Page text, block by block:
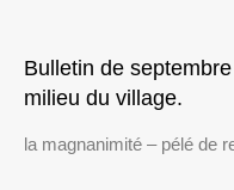
Bulletin de
milieu du village.
la magnanimité – pélé de